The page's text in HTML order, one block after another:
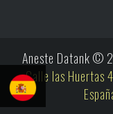
Aneste Datank ©
Calle las Huertas